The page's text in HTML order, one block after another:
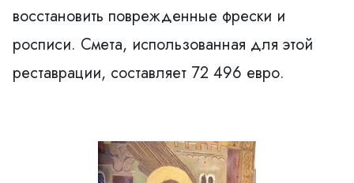
восстановить поврежденные фрески и
росписи. Смета, использованная для этой
реставрации, составляет 72 496 евро.